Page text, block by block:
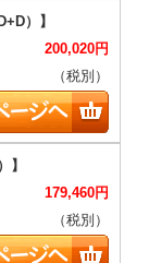
200,020円
（税別）
179,460円
（税別）